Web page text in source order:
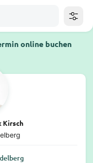
online buchen
Kirsch